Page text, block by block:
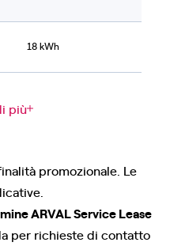
18 kWh
più
promozionale. Le
ARVAL Service Lease
per richieste di contatto